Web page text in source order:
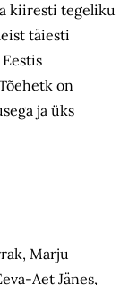
kiiresti tegeliku
täiesti
on
ja üks
Marju
Aet Jänes,